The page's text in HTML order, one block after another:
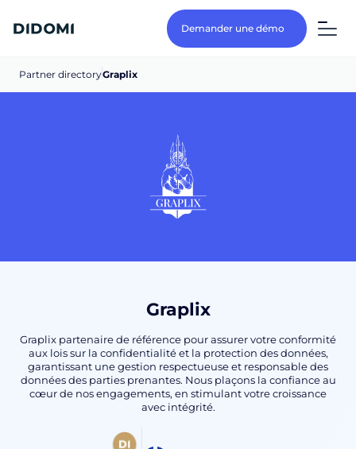
Demander une démo
Partner directoryGraplix
Graplix
Graplix partenaire de référence pour assurer votre conformité
aux lois sur la confidentialité et la protection des données,
garantissant une gestion respectueuse et responsable des
données des parties prenantes. Nous plaçons la confiance au
cœur de nos engagements, en stimulant votre croissance
avec intégrité.